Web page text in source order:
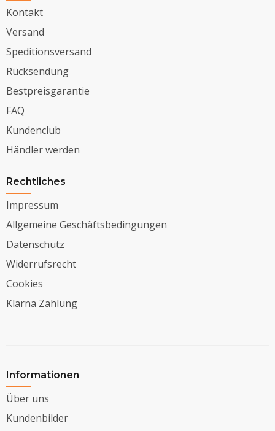
Kontakt
Versand
Speditionsversand
Rücksendung
Bestpreisgarantie
FAQ
Kundenclub
Händler werden
Rechtliches
Impressum
Allgemeine Geschäftsbedingungen
Datenschutz
Widerrufsrecht
Cookies
Klarna Zahlung
Informationen
Über uns
Kundenbilder